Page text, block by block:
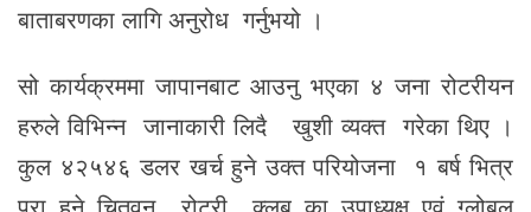
बाताबरणका लागि अनुरोध गर्नुभयो ।
सो कार्यक्रममा जापानबाट आउनु भएका ४ जना रोटरीयन
हरुले विभिन्न जानाकारी लिदै खुशी व्यक्त गरेका थिए ।
कुल ४२५४६ डलर खर्च हुने उक्त परियोजना १ बर्ष भित्र